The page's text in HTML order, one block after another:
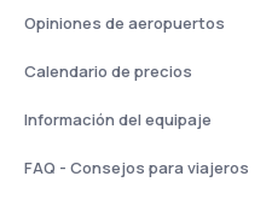
Opiniones de aeropuertos
Calendario de precios
Información del equipaje
FAQ - Consejos para viajeros